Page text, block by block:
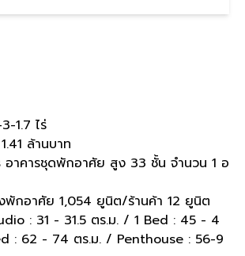
1.7 ไร่
ล้านบาท
อาคารชุดพักอาศัย สูง 33 ชั้น จำนวน 1 อ
พักอาศัย 1,054 ยูนิต/ร้านค้า 12 ยูนิต
: 31 - 31.5 ตร.ม. / 1 Bed : 45 - 4
: 62 - 74 ตร.ม. / Penthouse : 56-9